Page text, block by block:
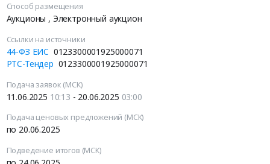
Способ размещения
Аукционы , Электронный аукцион
Ссылки на источники
44-ФЗ ЕИС 0123300001925000071
РТС-Тендер 0123300001925000071
Подача заявок (МСК)
11.06.2025 10:13 - 20.06.2025 03:00
Подача ценовых предложений (МСК)
по 20.06.2025
Подведение итогов (МСК)